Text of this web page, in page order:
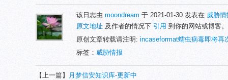
该日志由 moondream 于 2021-01-30 发表在 威胁情
原文地址 及作者的情况下 引用 到你的网站或博客。
原创文章转载请注明: incaseformat蠕虫病毒即将再
标签： 威胁情报
【上一篇】
月梦信安知识库-更新中